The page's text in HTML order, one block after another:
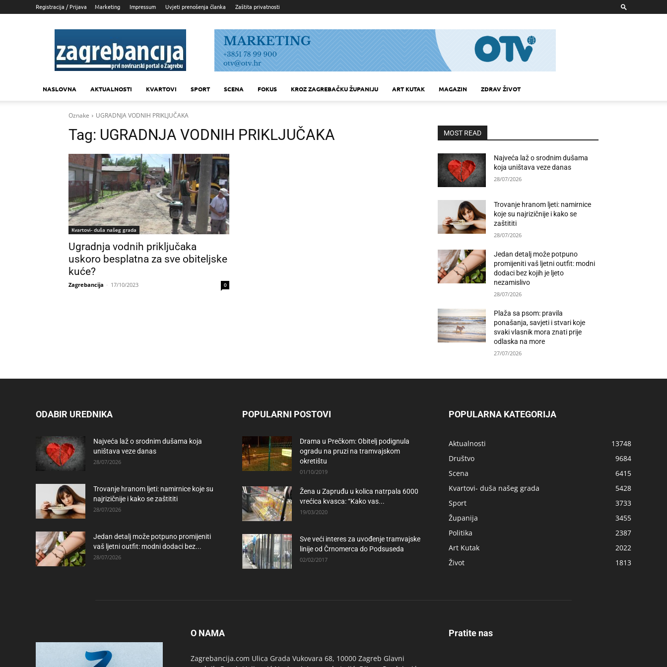
Registracija / Prijava Marketing Impressum Uvjeti prenošenja članka Zaštita privatnosti
Zagrebancija
NASLOVNA AKTUALNOSTI KVARTOVI SPORT SCENA FOKUS KROZ ZAGREBAČKU ŽUPANIJU ART KUTAK MAGAZIN ZDRAV ŽIVOT
Oznake UGRADNJA VODNIH PRIKLJUČAKA
Tag: UGRADNJA VODNIH PRIKLJUČAKA
Kvartovi- duša našeg grada
Ugradnja vodnih priključaka
uskoro besplatna za sve obiteljske
kuće?
Zagrebancija - 17/10/2023 0
MOST READ
Najveća laž o srodnim dušama
koja uništava veze danas
28/07/2026
Trovanje hranom ljeti: namirnice
koje su najrizičnije i kako se
zaštititi
28/07/2026
Jedan detalj može potpuno
promijeniti vaš ljetni outfit: modni
dodaci bez kojih je ljeto
nezamislivo
28/07/2026
Plaža sa psom: pravila
ponašanja, savjeti i stvari koje
svaki vlasnik mora znati prije
odlaska na more
27/07/2026
ODABIR UREDNIKA
Najveća laž o srodnim dušama koja
uništava veze danas
28/07/2026
Trovanje hranom ljeti: namirnice koje su
najrizičnije i kako se zaštititi
28/07/2026
Jedan detalj može potpuno promijeniti
vaš ljetni outfit: modni dodaci bez...
28/07/2026
POPULARNI POSTOVI
Drama u Prečkom: Obitelj podignula
ogradu na pruzi na tramvajskom
okretištu
01/10/2019
Žena u Zapruđu u kolica natrpala 6000
vrećica kvasca: “Kako vas...
19/03/2020
Sve veći interes za uvođenje tramvajske
linije od Črnomerca do Podsuseda
02/02/2017
POPULARNA KATEGORIJA
Aktualnosti
13748
Društvo
9684
Scena
6415
Kvartovi- duša našeg grada
5428
Sport
3733
Županija
3455
Politika
2387
Art Kutak
2022
Život
1813
O NAMA
Zagrebancija.com Ulica Grada Vukovara 68, 10000 Zagreb Glavni
Pratite nas